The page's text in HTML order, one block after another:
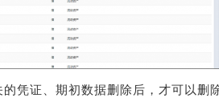
凭证、期初数据删除后，才可以删